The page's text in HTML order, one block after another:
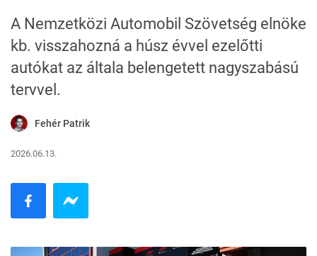
A Nemzetközi Automobil Szövetség elnöke
kb. visszahozná a húsz évvel ezelőtti
autókat az általa belengetett nagyszabású
tervvel.
Fehér Patrik
2026.06.13.